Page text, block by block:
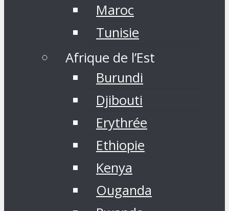
Maroc
Tunisie
Afrique de l’Est
Burundi
Djibouti
Erythrée
Ethiopie
Kenya
Ouganda